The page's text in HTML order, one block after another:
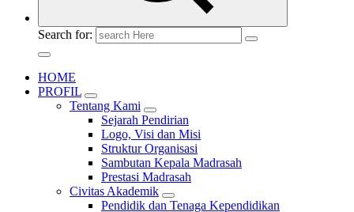
Search for:
HOME
PROFIL
Tentang Kami
Sejarah Pendirian
Logo, Visi dan Misi
Struktur Organisasi
Sambutan Kepala Madrasah
Prestasi Madrasah
Civitas Akademik
Pendidik dan Tenaga Kependidikan